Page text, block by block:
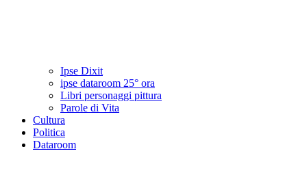
Ipse Dixit
ipse dataroom 25° ora
Libri personaggi pittura
Parole di Vita
Cultura
Politica
Dataroom